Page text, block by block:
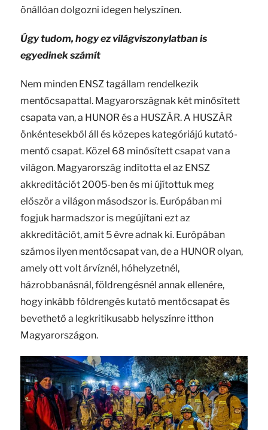
önállóan dolgozni idegen helyszínen.
Úgy tudom, hogy ez világviszonylatban is
egyedinek számít
Nem minden ENSZ tagállam rendelkezik
mentőcsapattal. Magyarországnak két minősített
csapata van, a HUNOR és a HUSZÁR. A HUSZÁR
önkéntesekből áll és közepes kategóriájú kutató-
mentő csapat. Közel 68 minősített csapat van a
világon. Magyarország indította el az ENSZ
akkreditációt 2005-ben és mi újítottuk meg
először a világon másodszor is. Európában mi
fogjuk harmadszor is megújítani ezt az
akkreditációt, amit 5 évre adnak ki. Európában
számos ilyen mentőcsapat van, de a HUNOR olyan,
amely ott volt árvíznél, hóhelyzetnél,
házrobbanásnál, földrengésnél annak ellenére,
hogy inkább földrengés kutató mentőcsapat és
bevethető a legkritikusabb helyszínre itthon
Magyarországon.